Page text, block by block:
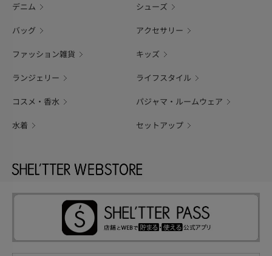
デニム シューズ
バッグ アクセサリー
ファッション雑貨 キッズ
ランジェリー ライフスタイル
コスメ・香水 パジャマ・ルームウェア
水着 セットアップ